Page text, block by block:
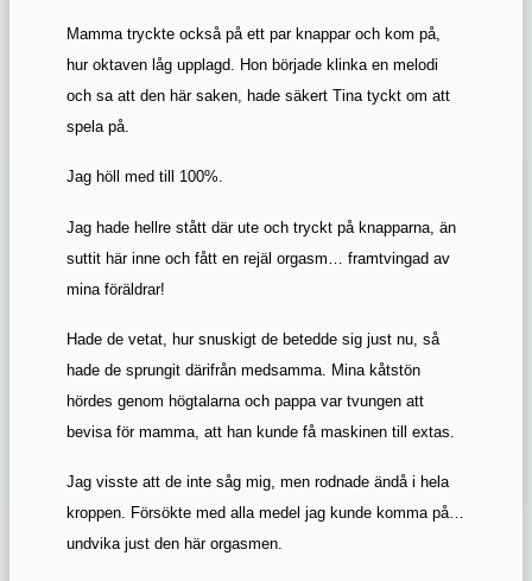
Mamma tryckte också på ett par knappar och kom på,
hur oktaven låg upplagd. Hon började klinka en melodi
och sa att den här saken, hade säkert Tina tyckt om att
spela på.
Jag höll med till 100%.
Jag hade hellre stått där ute och tryckt på knapparna, än
suttit här inne och fått en rejäl orgasm… framtvingad av
mina föräldrar!
Hade de vetat, hur snuskigt de betedde sig just nu, så
hade de sprungit därifrån medsamma. Mina kåtstön
hördes genom högtalarna och pappa var tvungen att
bevisa för mamma, att han kunde få maskinen till extas.
Jag visste att de inte såg mig, men rodnade ändå i hela
kroppen. Försökte med alla medel jag kunde komma på…
undvika just den här orgasmen.